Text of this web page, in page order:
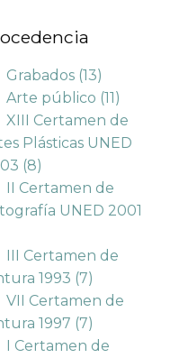
Grabados (13)
Arte público (11)
XIII Certamen de
Plásticas UNED
(8)
II Certamen de
UNED 2001
III Certamen de
1993 (7)
VII Certamen de
1997 (7)
I Certamen de